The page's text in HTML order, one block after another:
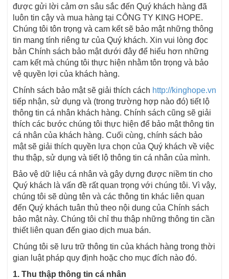
được gửi lời cảm ơn sâu sắc đến Quý khách hàng đã
luôn tin cậy và mua hàng tại CÔNG TY KING HOPE.
Chúng tôi tôn trọng và cam kết sẽ bảo mật những thông
tin mang tính riêng tư của Quý khách. Xin vui lòng đọc
bản Chính sách bảo mật dưới đây để hiểu hơn những
cam kết mà chúng tôi thực hiện nhằm tôn trọng và bảo
vệ quyền lợi của khách hàng.
Chính sách bảo mật sẽ giải thích cách http://kinghope.vn
tiếp nhận, sử dụng và (trong trường hợp nào đó) tiết lộ
thông tin cá nhân khách hàng. Chính sách cũng sẽ giải
thích các bước chúng tôi thực hiện để bảo mật thông tin
cá nhân của khách hàng. Cuối cùng, chính sách bảo
mật sẽ giải thích quyền lựa chọn của Quý khách về việc
thu thập, sử dụng và tiết lộ thông tin cá nhân của mình.
Bảo vệ dữ liệu cá nhân và gây dựng được niềm tin cho
Quý khách là vấn đề rất quan trọng với chúng tôi. Vì vậy,
chúng tôi sẽ dùng tên và các thông tin khác liên quan
đến Quý khách tuân thủ theo nội dung của Chính sách
bảo mật này. Chúng tôi chỉ thu thập những thông tin cần
thiết liên quan đến giao dịch mua bán.
Chúng tôi sẽ lưu trữ thông tin của khách hàng trong thời
gian luật pháp quy định hoặc cho mục đích nào đó.
1. Thu thập thông tin cá nhân